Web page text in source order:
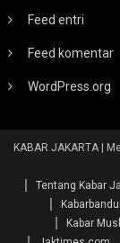
Feed entri
Feed komentar
WordPress.org
KABAR JAKARTA |
Tentang Kabar
Kabar